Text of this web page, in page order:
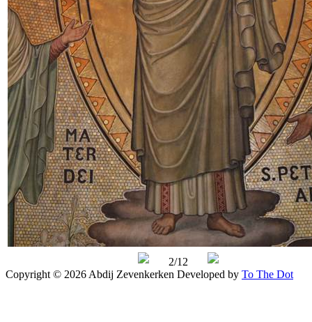
2/12
Copyright © 2026 Abdij Zevenkerken Developed by To The Dot